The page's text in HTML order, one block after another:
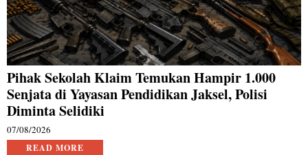
Pihak Sekolah Klaim Temukan Hampir 1.000
Senjata di Yayasan Pendidikan Jaksel, Polisi
Diminta Selidiki
07/08/2026
READ MORE